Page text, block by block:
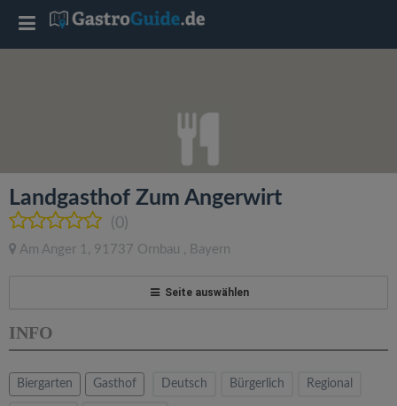
Landgasthof Zum Angerwirt
(0)
Am Anger 1 , 91737 Ornbau , Bayern
Seite auswählen
INFO
Biergarten Gasthof Deutsch Bürgerlich Regional
T
l
e
a
v